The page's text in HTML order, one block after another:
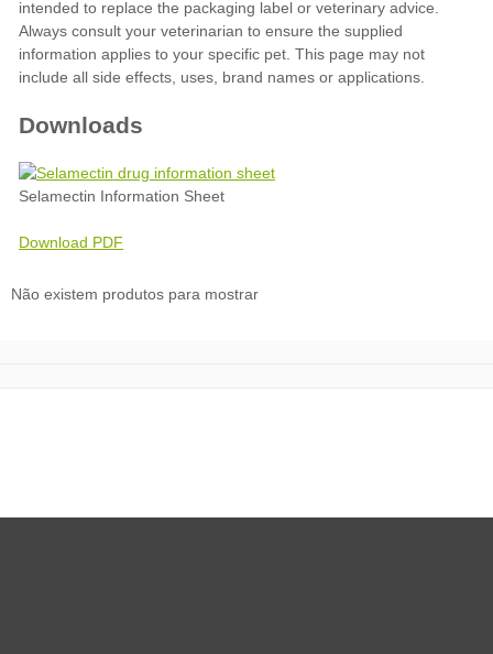
Downloads
Selamectin Information Sheet
Download PDF
Não existem produtos para mostrar